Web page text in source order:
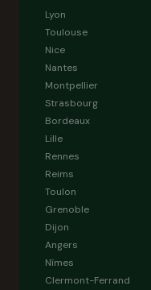
Lyon
Toulouse
Nice
Nantes
Montpellier
Strasbourg
Bordeaux
Lille
Rennes
Reims
Toulon
Grenoble
Dijon
Angers
Nîmes
Clermont-Ferrand